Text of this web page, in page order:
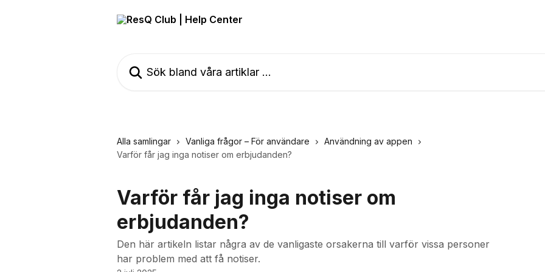
Alla samlingar Vanliga frågor – För användare
Användning av appen
Varför får jag inga notiser om erbjudanden?​
Varför får jag inga notiser om
erbjudanden?​
Den här artikeln listar några av de vanligaste orsakerna till varför vissa personer
har problem med att få notiser.​